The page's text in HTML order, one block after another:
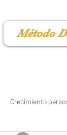
Método
Crecimiento